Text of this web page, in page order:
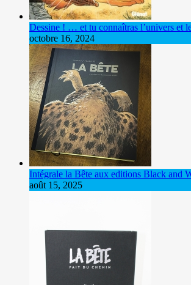
Dessine ! … et tu connaîtras l’univers et
octobre 16, 2024
Intégrale la Bête aux editions Black and
août 15, 2025